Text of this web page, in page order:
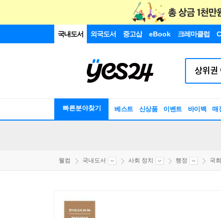
국내도서 외국도서 중고샵 eBook 크레마클럽
빠른분야찾기 베스트 신상품 이벤트 바이백 매
웰컴 국내도서 사회 정치 행정 국